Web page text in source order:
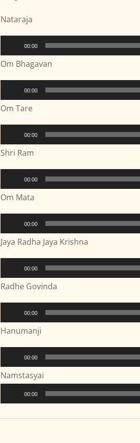
Nataraja
Audio-
Player
00:00
Om Bhagavan
Audio-
Player
00:00
Om Tare
Audio-
Player
00:00
Shri Ram
Audio-
Player
00:00
Om Mata
Audio-
Player
00:00
Jaya Radha Jaya Krishna
Audio-
Player
00:00
Radhe Govinda
Audio-
Player
00:00
Hanumanji
Audio-
Player
00:00
Namstasyai
Audio-
Player
00:00